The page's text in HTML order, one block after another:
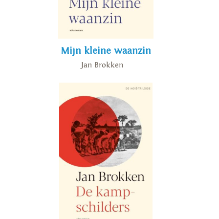
Buitenzorg', en in oktober 2022
verscheen het boek 'De
kampschilders' .
Mijn kleine waanzin
Jan Brokken